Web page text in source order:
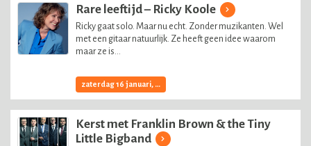
Rare leeftijd – Ricky Koole
Ricky gaat solo. Maar nu echt. Zonder muzikanten. Wel
met een gitaar natuurlijk. Ze heeft geen idee waarom
maar ze is...
zaterdag 16 januari, 2027
Kerst met Franklin Brown & the Tiny
Little Bigband